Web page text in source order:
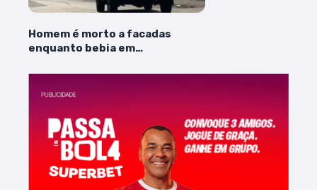
Homem é morto a facadas
enquanto bebia em
Bernardo